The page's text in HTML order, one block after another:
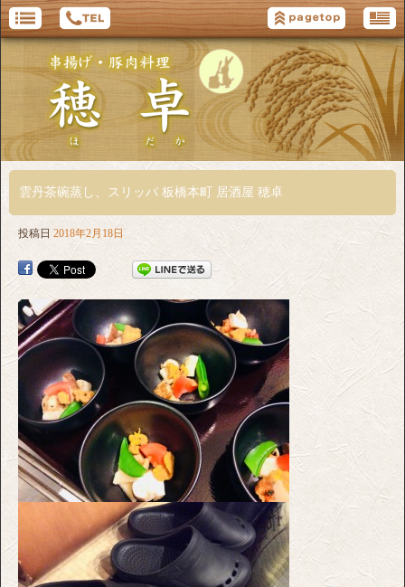
雲丹茶碗蒸し、スリッパ 板橋本町 居酒屋 穂卓
投稿日 2018年2月18日